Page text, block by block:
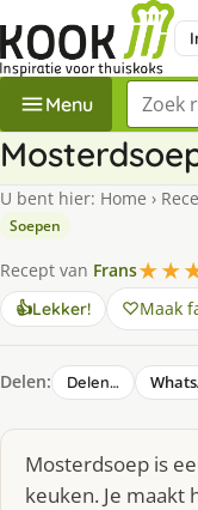
Menu Zoek
U bent hier: Home ›
Soepen
Recept van Frans
👍Lekker! Maak
Delen: Delen…
Mosterdsoep is
keuken. Je maakt